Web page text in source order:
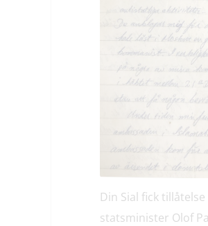
Din Sial fick
statsminister Olof